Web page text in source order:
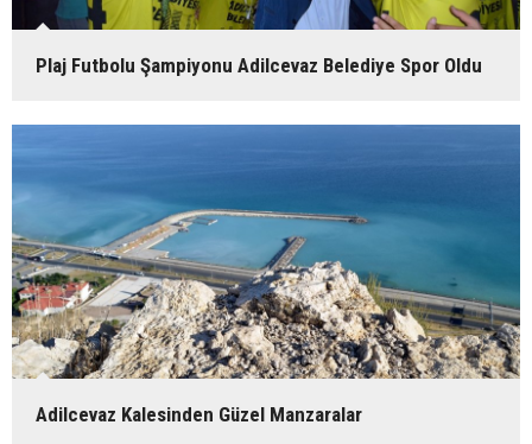
Plaj Futbolu Şampiyonu Adilcevaz Belediye Spor Oldu
Adilcevaz Kalesinden Güzel Manzaralar